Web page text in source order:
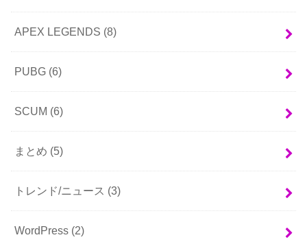
APEX LEGENDS (8)
PUBG (6)
SCUM (6)
まとめ (5)
トレンド/ニュース (3)
WordPress (2)